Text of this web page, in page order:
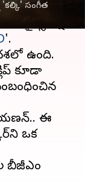
'కల్కి' సంగీత
నాగ్ అశ్విన్
సైన్స్ ఫిక్షన్
'.
ఉంది.
కూడా
ఈ
ఒక
బీజీఎం